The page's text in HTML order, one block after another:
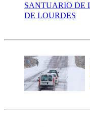
SANTUARIO DE
DE LOURDES